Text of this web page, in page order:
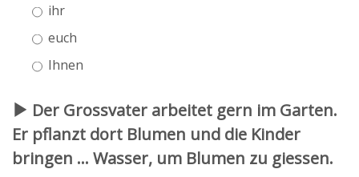
ihr
euch
Ihnen
Der Grossvater arbeitet gern im Garten.
Er pflanzt dort Blumen und die Kinder
bringen ... Wasser, um Blumen zu giessen.